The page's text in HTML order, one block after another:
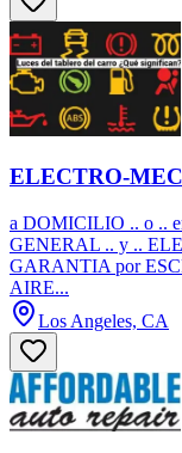
ELECTRO-
a DOMICILIO .. o ..
GENERAL .. y ..
GARANTIA por
AIRE...
Los Angeles, CA